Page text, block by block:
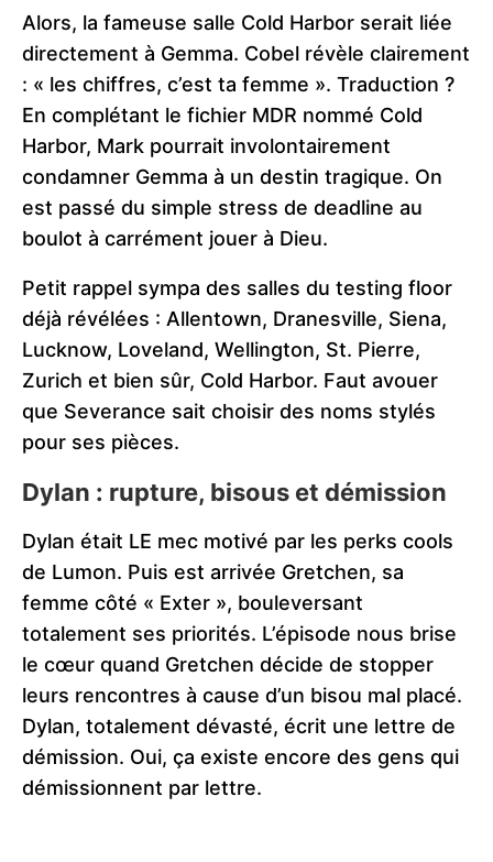
Alors, la fameuse salle Cold Harbor serait liée
directement à Gemma. Cobel révèle clairement
: « les chiffres, c’est ta femme ». Traduction ?
En complétant le fichier MDR nommé Cold
Harbor, Mark pourrait involontairement
condamner Gemma à un destin tragique. On
est passé du simple stress de deadline au
boulot à carrément jouer à Dieu.
Petit rappel sympa des salles du testing floor
déjà révélées : Allentown, Dranesville, Siena,
Lucknow, Loveland, Wellington, St. Pierre,
Zurich et bien sûr, Cold Harbor. Faut avouer
que Severance sait choisir des noms stylés
pour ses pièces.
Dylan : rupture, bisous et démission
Dylan était LE mec motivé par les perks cools
de Lumon. Puis est arrivée Gretchen, sa
femme côté « Exter », bouleversant
totalement ses priorités. L’épisode nous brise
le cœur quand Gretchen décide de stopper
leurs rencontres à cause d’un bisou mal placé.
Dylan, totalement dévasté, écrit une lettre de
démission. Oui, ça existe encore des gens qui
démissionnent par lettre.